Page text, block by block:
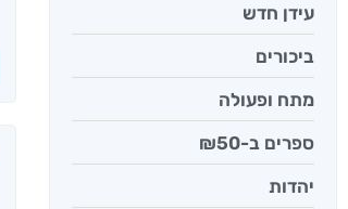
עידן חדש
ביכורים
מתח ופעולה
ספרים ב-₪50
יהדות